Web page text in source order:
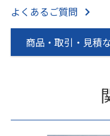
よくあるご質問
商品・取引・見積